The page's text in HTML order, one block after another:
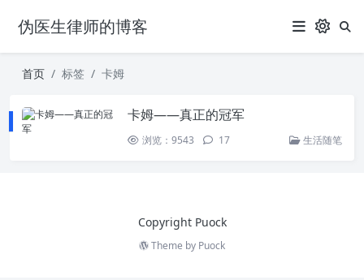
伪医生律师的博客
首页 标签 卡姆
卡姆——真正的冠军
浏览：9543 17 生活随笔
Copyright Puock
Theme by Puock